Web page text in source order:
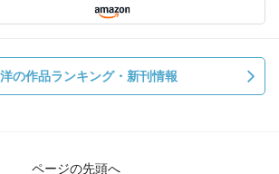
の作品ランキング・新刊情報
ページの先頭へ